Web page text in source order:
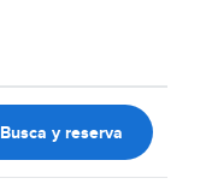
Busca y reserva